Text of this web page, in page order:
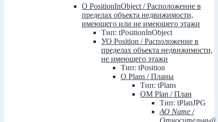
О PositionInObject / Расположение в
пределах объекта недвижимости,
имеющего или не имеющего этажи
Тип: tPositionInObject
УО Position / Расположение в
пределах объекта недвижимости,
не имеющего этажи
Тип: tPosition
О Plans / Планы
Тип: tPlans
ОМ Plan / План
Тип: tPlanJPG
АО Name /